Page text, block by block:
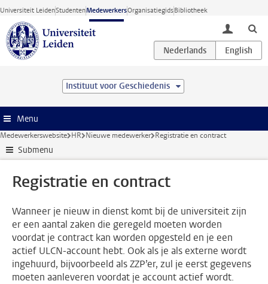
Ga direct naar de inhoud
Universiteit LeidenStudentenMedewerkersOrganisatiegidsBibliotheek
toggle
Instituut voor Geschiedenis
Menu
Medewerkerswebsite HR Nieuwe medewerker Registratie en contract
Submenu
Registratie en contract
Wanneer je nieuw in dienst komt bij de universiteit zijn
er een aantal zaken die geregeld moeten worden
voordat je contract kan worden opgesteld en je een
actief ULCN-account hebt. Ook als je als externe wordt
ingehuurd, bijvoorbeeld als ZZP’er, zul je eerst gegevens
moeten aanleveren voordat je account actief wordt.